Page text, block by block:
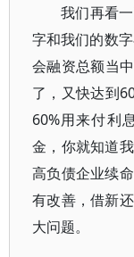
我们再看
字和我们的数
会融资总额当
了，又快达到
60%用来付利
金，你就知道
高负债企业续
有改善，借新
大问题。